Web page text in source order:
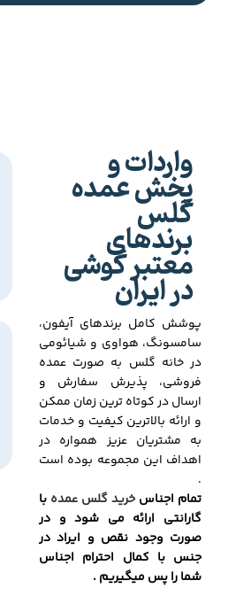
واردات و
پخش عمده
گلس
برندهای
معتبر گوشی
در ایران
پوشش کامل برندهای آیفون،
سامسونگ، هواوی و شیائومی
در خانه گلس به صورت عمده
فروشی، پذیرش سفارش و
ارسال در کوتاه ترین زمان ممکن
و ارائه بالاترین کیفیت و خدمات
به مشتریان عزیز همواره در
اهداف این مجموعه بوده است
.
تمام اجناسخرید گلس عمده با
گارانتی ارائه می شود و در
صورت وجود نقص و ایراد در
جنس با کمال احترام اجناس
شما را پس میگیریم .